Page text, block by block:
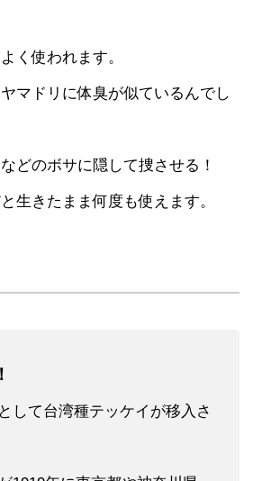
く使われます。
マドリに体臭が似ているんでし
どのボサに隠して捜させる！
生きたまま何度も使えます。
して台湾種テッケイが移入さ